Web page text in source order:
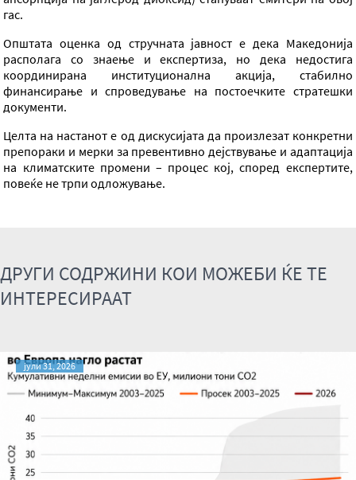
гас.
Општата оценка од стручната јавност е дека Македонија
располага со знаење и експертиза, но дека недостига
координирана институционална акција, стабилно
финансирање и спроведување на постоечките стратешки
документи.
Целта на настанот е од дискусијата да произлезат конкретни
препораки и мерки за превентивно дејствување и адаптација
на климатските промени – процес кој, според експертите,
повеќе не трпи одложување.
ДРУГИ СОДРЖИНИ КОИ МОЖЕБИ ЌЕ ТЕ
ИНТЕРЕСИРААТ
јули 31, 2026